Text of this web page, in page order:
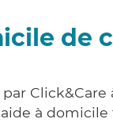
de
à